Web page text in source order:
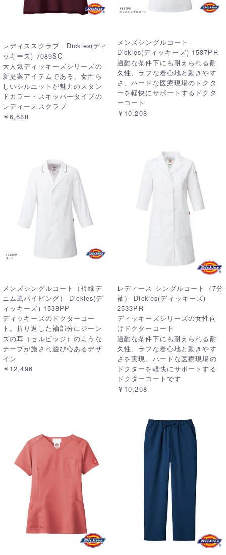
レディススクラブ Dickies(ディ
ッキーズ) 7089SC
大人気ディッキーズシリーズの
新提案アイテムである、女性ら
しいシルエットが魅力のスタン
ドカラー・スキッパータイプの
レディーススクラブ
￥6,688
メンズシングルコート
Dickies(ディッキーズ) 1537PR
過酷な条件下にも耐えられる耐
久性、ラフな着心地と動きやす
さ、ハードな医療現場のドクタ
ーを軽快にサポートするドクタ
ーコート
￥10,208
メンズシングルコート（衿縁デ
ニム風パイピング） Dickies(デ
ィッキーズ) 1538PP
ディッキーズのドクターコー
ト。折り返した袖部分にジーン
ズの耳（セルビッジ）のような
テープが施され遊び心あるデザ
イン
￥12,496
レディース シングルコート（7分
袖） Dickies(ディッキーズ)
2533PR
ディッキーズシリーズの女性向
けドクターコート
過酷な条件下にも耐えられる耐
久性、ラフな着心地と動きやす
さを実現、ハードな医療現場の
ドクターを軽快にサポートする
ドクターコートです
￥10,208